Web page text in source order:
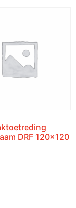
DRF 120×120